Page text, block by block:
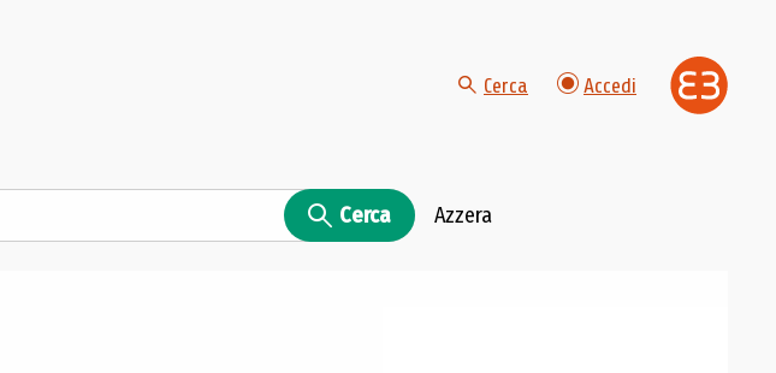
Cerca Accedi
Cerca Azzera